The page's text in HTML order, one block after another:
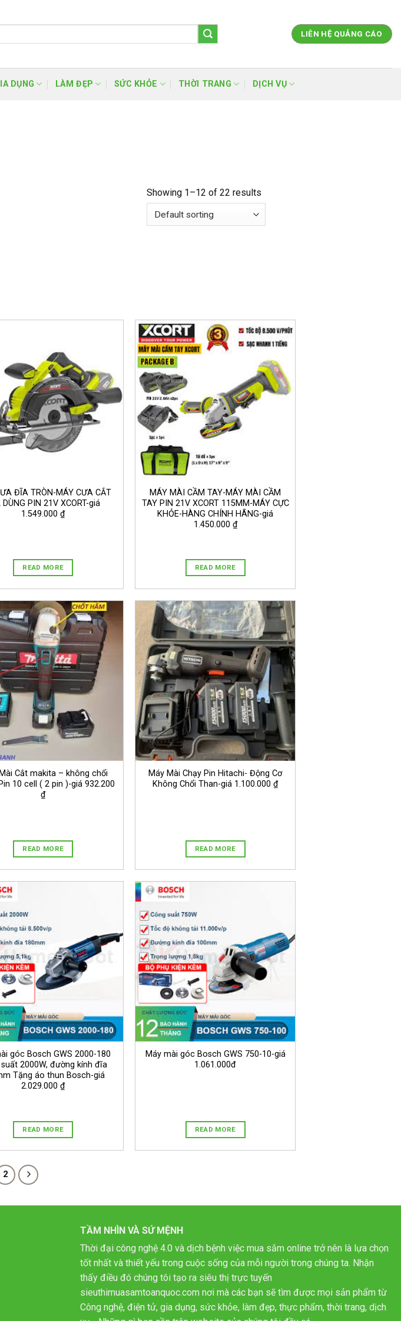
LIÊN HỆ QUẢNG CÁO
DỤNG LÀM ĐẸP SỨC KHỎE THỜI TRANG DỊCH VỤ
Showing 1–12 of 22 results
ĐĨA TRÒN-MÁY CƯA CẮT
PIN 21V XCORT-giá
1.549.000 ₫
READ MORE
MÁY MÀI CẦM TAY-MÁY MÀI CẦM
TAY PIN 21V XCORT 115MM-MÁY CỰC
KHỎE-HÀNG CHÍNH HÃNG-giá
1.450.000 ₫
READ MORE
Cắt makita – không chổi
10 cell ( 2 pin )-giá 932.200
₫
READ MORE
Máy Mài Chạy Pin Hitachi- Động Cơ
Không Chổi Than-giá 1.100.000 ₫
READ MORE
góc Bosch GWS 2000-180
2000W, đường kính đĩa
Tặng áo thun Bosch-giá
2.029.000 ₫
READ MORE
Máy mài góc Bosch GWS 750-10-giá
1.061.000đ
READ MORE
2
TẦM NHÌN VÀ SỨ MỆNH
Thời đại công nghệ 4.0 và dịch bệnh việc mua sắm online trở nên là lựa chọn
tốt nhất và thiết yếu trong cuộc sống của mỗi người trong chúng ta. Nhận
thấy điều đó chúng tôi tạo ra siêu thị trực tuyến
sieuthimuasamtoanquoc.com nơi mà các bạn sẽ tìm được mọi sản phẩm từ
Công nghệ, điện tử, gia dụng, sức khỏe, làm đẹp, thực phẩm, thời trang, dịch